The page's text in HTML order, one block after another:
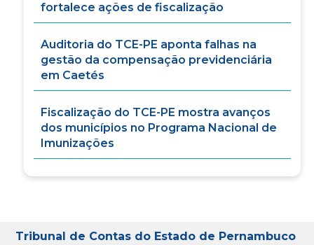
fortalece ações de fiscalização
Auditoria do TCE-PE aponta falhas na
gestão da compensação previdenciária
em Caetés
Fiscalização do TCE-PE mostra avanços
dos municípios no Programa Nacional de
Imunizações
Tribunal de Contas do Estado de Pernambuco